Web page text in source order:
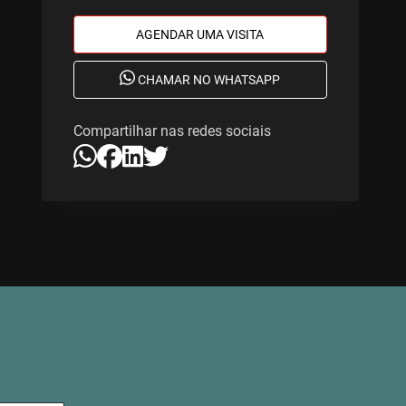
AGENDAR UMA VISITA
CHAMAR NO WHATSAPP
Compartilhar nas redes sociais